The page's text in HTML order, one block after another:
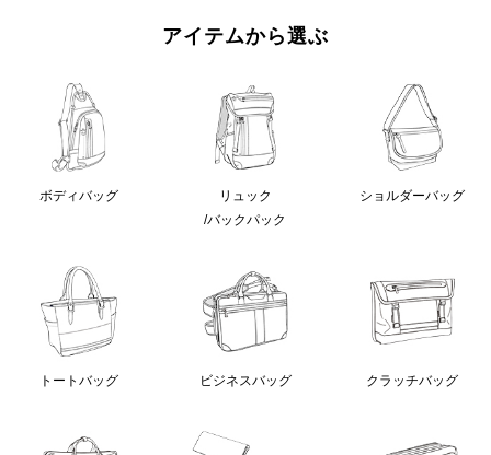
アイテムから選ぶ
ボディバッグ
リュック
/バックパック
ショルダーバッグ
トートバッグ ビジネスバッグ クラッチバッグ